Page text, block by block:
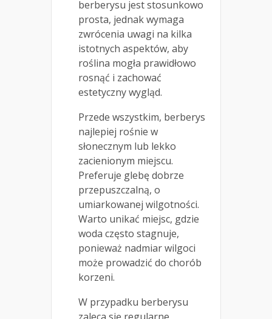
berberysu jest stosunkowo
prosta, jednak wymaga
zwrócenia uwagi na kilka
istotnych aspektów, aby
roślina mogła prawidłowo
rosnąć i zachować
estetyczny wygląd.
Przede wszystkim, berberys
najlepiej rośnie w
słonecznym lub lekko
zacienionym miejscu.
Preferuje glebę dobrze
przepuszczalną, o
umiarkowanej wilgotności.
Warto unikać miejsc, gdzie
woda często stagnuje,
ponieważ nadmiar wilgoci
może prowadzić do chorób
korzeni.
W przypadku berberysu